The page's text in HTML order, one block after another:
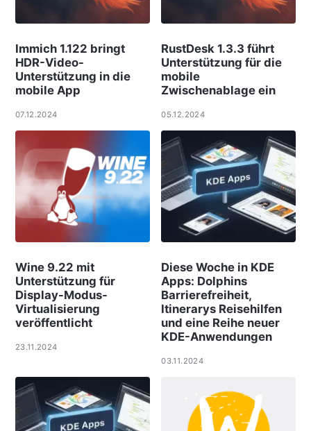
Immich 1.122 bringt
HDR-Video-
Unterstützung in die
mobile App
07.12.2024
RustDesk 1.3.3 führt
Unterstützung für die
mobile
Zwischenablage ein
05.12.2024
Wine 9.22 mit
Unterstützung für
Display-Modus-
Virtualisierung
veröffentlicht
23.11.2024
Diese Woche in KDE
Apps: Dolphins
Barrierefreiheit,
Itinerarys Reisehilfen
und eine Reihe neuer
KDE-Anwendungen
03.11.2024